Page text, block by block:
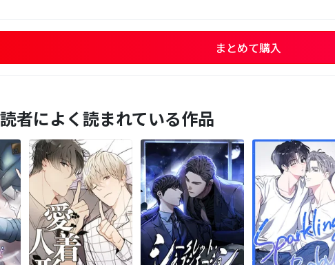
まとめて購入
者によく読まれている作品